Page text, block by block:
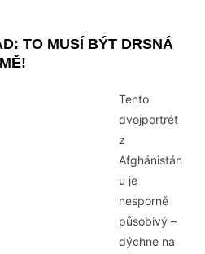
TO MUSÍ BÝT DRSNÁ
Tento
dvojportrét
z
Afghánistán
u je
nesporně
působivý –
dýchne na